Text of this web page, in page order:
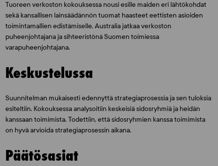
Tuoreen verkoston kokouksessa nousi esille maiden eri lähtökohdat
sekä kansallisen lainsäädännön tuomat haasteet eettisten asioiden
toimintamallien edistämiselle. Australia jatkaa verkoston
puheenjohtajana ja sihteeristönä Suomen toimiessa
varapuheenjohtajana.
Keskustelussa
Suunnitelman mukaisesti edennyttä strategiaprosessia ja sen tuloksia
esiteltiin. Kokouksessa analysoitiin keskeisiä sidosryhmiä ja heidän
kanssaan toimimista. Todettiin, että sidosryhmien kanssa toimimista
on hyvä arvioida strategiaprosessin aikana.
Päätösasiat